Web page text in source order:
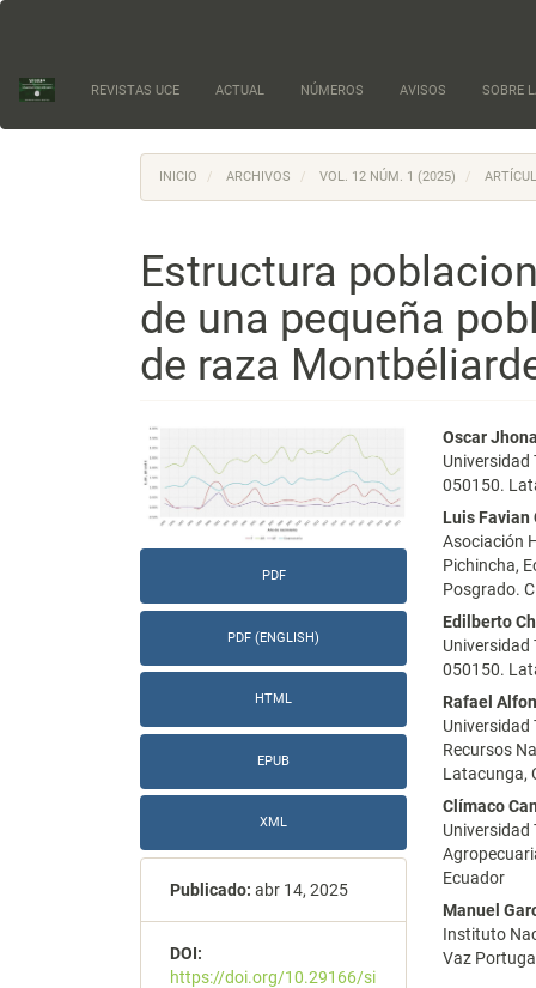
principal
Barra
lateral
REVISTAS UCE ACTUAL NÚMEROS AVISOS SOBRE
INICIO ARCHIVOS VOL. 12 NÚM. 1 (2025)
Estructura
de una pequeña
de raza
Barra
lateral
del
artículo PDF
PDF (ENGLISH)
HTML
EPUB
XML
Publicado: abr 14, 2025
DOI:
https://doi.org/10.29166/si
del
Oscar
Universidad
050150.
Luis Favian
Asociación
Pichincha,
Posgrado.
Edilberto
Universidad
050150.
Rafael
Universidad
Recursos
Latacunga,
Clímaco
Universidad
Ecuador
Manuel
Instituto
Vaz